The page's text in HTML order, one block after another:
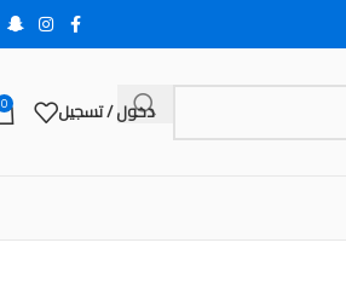
دخول / تسجيل 0